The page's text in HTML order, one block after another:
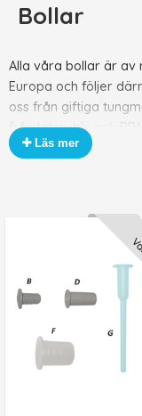
Bollar
Alla våra bollar är av
Europa och följer
oss från giftiga
från latex, bly och
klassificerade som
Läs mer